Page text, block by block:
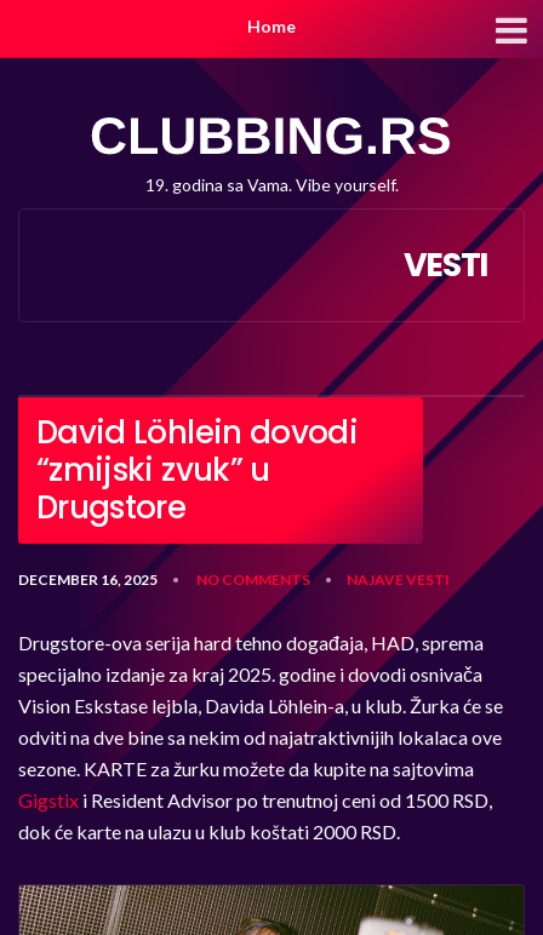
Home
19. godina sa Vama. Vibe yourself.
VESTI
David Löhlein dovodi
“zmijski zvuk” u
Drugstore
DECEMBER 16, 2025 • NO COMMENTS • NAJAVEVESTI
Drugstore-ova serija hard tehno događaja, HAD, sprema
specijalno izdanje za kraj 2025. godine i dovodi osnivača
Vision Eskstase lejbla, Davida Löhlein-a, u klub. Žurka će se
odviti na dve bine sa nekim od najatraktivnijih lokalaca ove
sezone. KARTE za žurku možete da kupite na sajtovima
Gigstix i Resident Advisor po trenutnoj ceni od 1500 RSD,
dok će karte na ulazu u klub koštati 2000 RSD.